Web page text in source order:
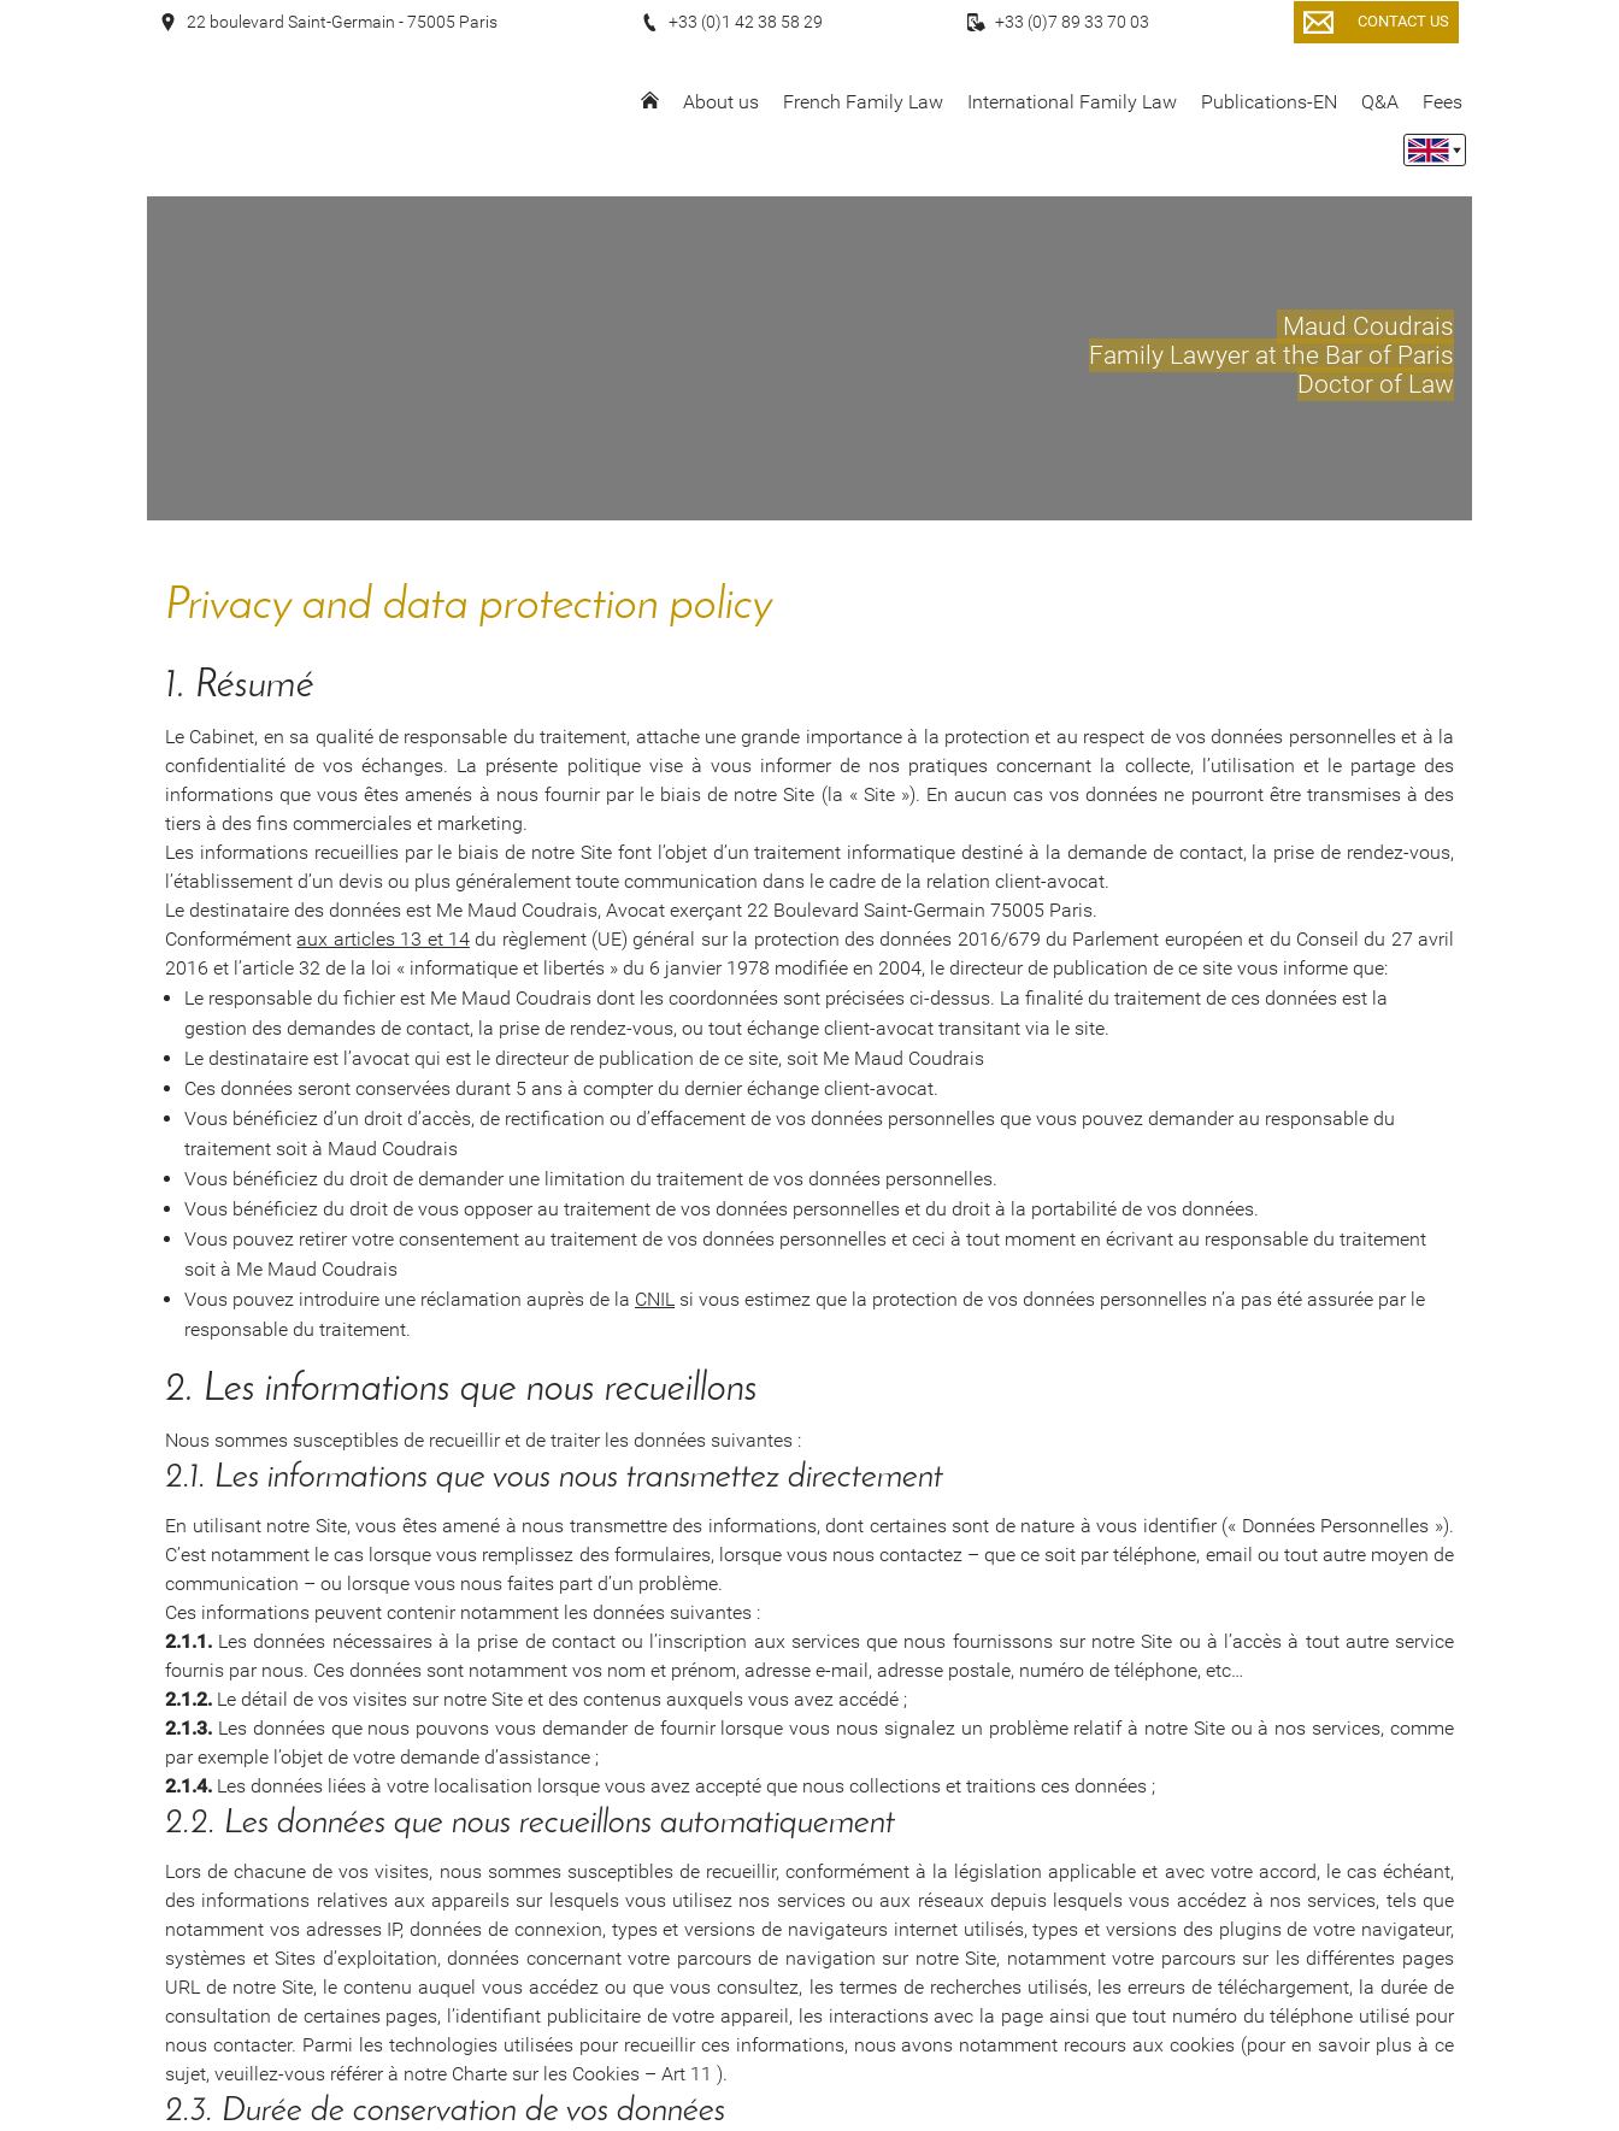
About us French Family Law International Family Law Publications-EN Q&A Fees
22 boulevard Saint-Germain - 75005 Paris +33 (0)1 42 38 58 29 +33 (0)7 89 33 70 03 CONTACT US
Maud Coudrais
Family Lawyer at the Bar of Paris
Doctor of Law
Privacy and data protection policy
1. Résumé
Le Cabinet, en sa qualité de responsable du traitement, attache une grande importance à la protection et au respect de vos données personnelles et à la
confidentialité de vos échanges. La présente politique vise à vous informer de nos pratiques concernant la collecte, l’utilisation et le partage des
informations que vous êtes amenés à nous fournir par le biais de notre Site (la « Site »). En aucun cas vos données ne pourront être transmises à des
tiers à des fins commerciales et marketing.
Les informations recueillies par le biais de notre Site font l’objet d’un traitement informatique destiné à la demande de contact, la prise de rendez-vous,
l’établissement d’un devis ou plus généralement toute communication dans le cadre de la relation client-avocat.
Le destinataire des données est Me Maud Coudrais, Avocat exerçant 22 Boulevard Saint-Germain 75005 Paris.
Conformémentaux articles 13 et 14du règlement (UE) général sur la protection des données 2016/679 du Parlement européen et du Conseil du 27 avril
2016 et l’article 32 de la loi « informatique et libertés » du 6 janvier 1978 modifiée en 2004, le directeur de publication de ce site vous informe que:
Le responsable du fichier est Me Maud Coudrais dont les coordonnées sont précisées ci-dessus. La finalité du traitement de ces données est la
gestion des demandes de contact, la prise de rendez-vous, ou tout échange client-avocat transitant via le site.
Le destinataire est l’avocat qui est le directeur de publication de ce site, soit Me Maud Coudrais
Ces données seront conservées durant 5 ans à compter du dernier échange client-avocat.
Vous bénéficiez d’un droit d’accès, de rectification ou d’effacement de vos données personnelles que vous pouvez demander au responsable du
traitement soit à Maud Coudrais
Vous bénéficiez du droit de demander une limitation du traitement de vos données personnelles.
Vous bénéficiez du droit de vous opposer au traitement de vos données personnelles et du droit à la portabilité de vos données.
Vous pouvez retirer votre consentement au traitement de vos données personnelles et ceci à tout moment en écrivant au responsable du traitement
soit à Me Maud Coudrais
Vous pouvez introduire une réclamation auprès de la CNIL si vous estimez que la protection de vos données personnelles n’a pas été assurée par le
responsable du traitement.
2. Les informations que nous recueillons
Nous sommes susceptibles de recueillir et de traiter les données suivantes :
2.1. Les informations que vous nous transmettez directement
En utilisant notre Site, vous êtes amené à nous transmettre des informations, dont certaines sont de nature à vous identifier (« Données Personnelles »).
C’est notamment le cas lorsque vous remplissez des formulaires, lorsque vous nous contactez – que ce soit par téléphone, email ou tout autre moyen de
communication – ou lorsque vous nous faites part d’un problème.
Ces informations peuvent contenir notamment les données suivantes :
2.1.1. Les données nécessaires à la prise de contact ou l’inscription aux services que nous fournissons sur notre Site ou à l’accès à tout autre service
fournis par nous. Ces données sont notamment vos nom et prénom, adresse e-mail, adresse postale, numéro de téléphone, etc…
2.1.2. Le détail de vos visites sur notre Site et des contenus auxquels vous avez accédé ;
2.1.3. Les données que nous pouvons vous demander de fournir lorsque vous nous signalez un problème relatif à notre Site ou à nos services, comme
par exemple l’objet de votre demande d’assistance ;
2.1.4. Les données liées à votre localisation lorsque vous avez accepté que nous collections et traitions ces données ;
2.2. Les données que nous recueillons automatiquement
Lors de chacune de vos visites, nous sommes susceptibles de recueillir, conformément à la législation applicable et avec votre accord, le cas échéant,
des informations relatives aux appareils sur lesquels vous utilisez nos services ou aux réseaux depuis lesquels vous accédez à nos services, tels que
notamment vos adresses IP, données de connexion, types et versions de navigateurs internet utilisés, types et versions des plugins de votre navigateur,
systèmes et Sites d’exploitation, données concernant votre parcours de navigation sur notre Site, notamment votre parcours sur les différentes pages
URL de notre Site, le contenu auquel vous accédez ou que vous consultez, les termes de recherches utilisés, les erreurs de téléchargement, la durée de
consultation de certaines pages, l’identifiant publicitaire de votre appareil, les interactions avec la page ainsi que tout numéro du téléphone utilisé pour
nous contacter. Parmi les technologies utilisées pour recueillir ces informations, nous avons notamment recours aux cookies (pour en savoir plus à ce
sujet, veuillez-vous référer à notre Charte sur les Cookies – Art 11 ).
2.3. Durée de conservation de vos données